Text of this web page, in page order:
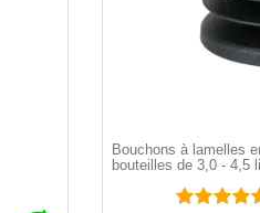
Bouchons à lamelles
bouteilles de 3,0 - 4,5